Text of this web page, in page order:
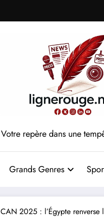
Votre repère dans une
Grands Genres
CAN 2025 : l’Égypte renverse